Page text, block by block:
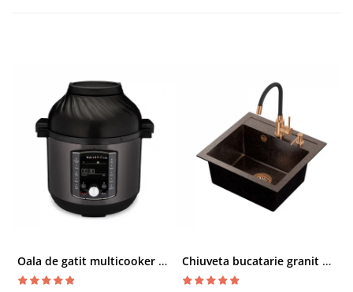
Oala de gatit multicooker 11 functii Instant Pot Pro Crisp 8 + Air Fryer 7.6 lt Chiuveta bucatarie granit cu finisaj negru perlat/cupru Steingran Art Copper cu dozator si baterie Quadron